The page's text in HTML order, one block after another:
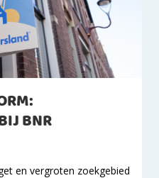
BNR
en vergroten zoekgebied